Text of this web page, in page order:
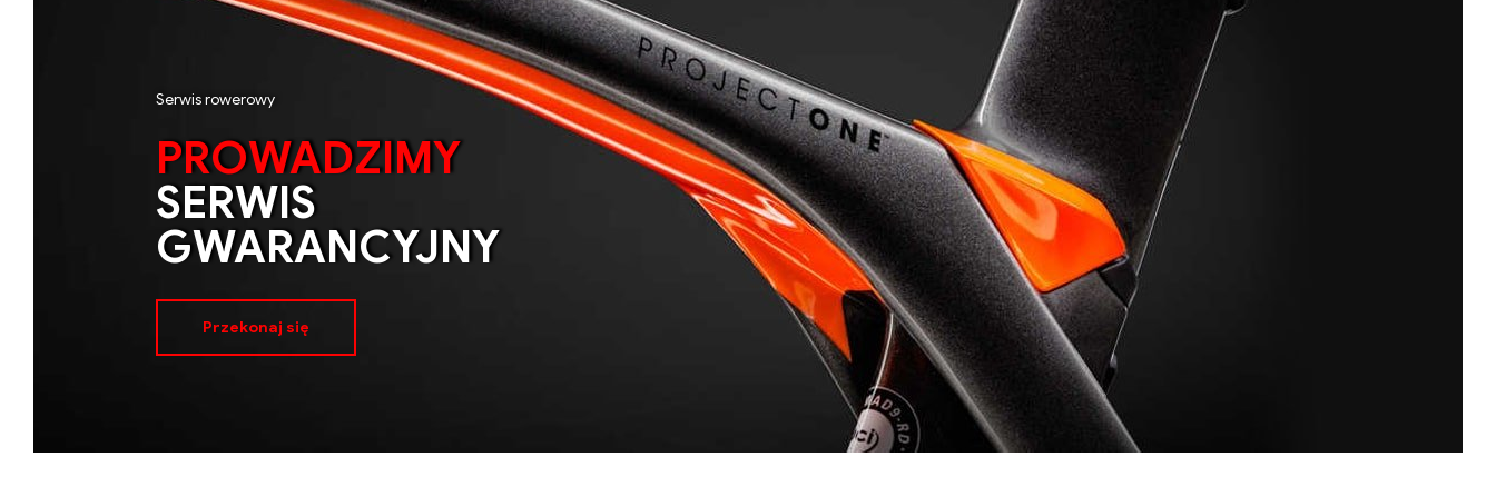
Serwis rowerowy
PROWADZIMY
SERWIS
GWARANCYJNY
Przekonaj się